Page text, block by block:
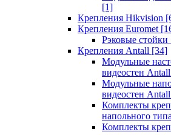
[1]
Крепления Hikvision
Крепления Euromet
Рэковые стойки
Крепления Antall [34]
Модульные
видеостен Antall
Модульные
видеостен Antall
Комплекты
напольного
Комплекты